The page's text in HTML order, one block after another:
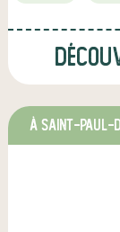
à Saint-Paul-